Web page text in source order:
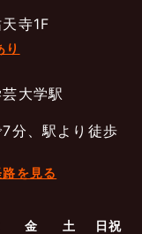
問
寺1F
り
大学駅
分、駅より徒歩
を見る
金 土 日祝